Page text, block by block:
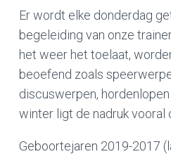
Er wordt elke donderdag
begeleiding van onze
het weer het toelaat,
beoefend zoals
discuswerpen,
winter ligt de nadruk vooral
Geboortejaren 2019-2017